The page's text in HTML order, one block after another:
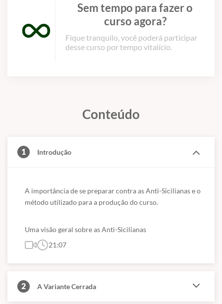
Sem tempo para fazer o
curso agora?
Fique tranquilo, você poderá participar
desse curso por tempo vitalício.
Conteúdo
1 Introdução
A importância de se preparar contra as Anti-Sicilianas e o
método utilizado para a produção do curso.
Uma visão geral sobre as Anti-Sicilianas
21:07
2 A Variante Cerrada